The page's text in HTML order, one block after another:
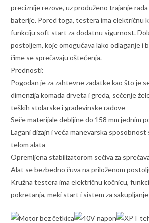
preciznije rezove, uz produženo trajanje
baterije. Pored toga, testera ima električnu
funkciju soft start za dodatnu sigurnost.
postoljem, koje omogućava lako odlaganje i
čime se sprečavaju oštećenja.
Prednosti:
Pogodan je za zahtevne zadatke kao što je
dimenzija komada drveta i greda, sečenje
teških stolarske i građevinske radove
Seče materijale debljine do 158 mm jednim
Lagani dizajn i veća manevarska sposobnost
telom alata
Opremljena stabilizatorom sečiva za
Alat se bezbedno čuva na priloženom
Kružna testera ima električnu kočnicu,
pokretanja, meki start i sistem za